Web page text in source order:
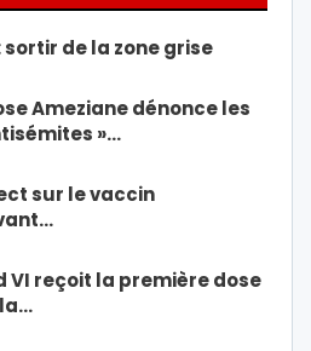
de la zone grise
Ameziane dénonce les
»…
sur le vaccin
VI reçoit la première dose